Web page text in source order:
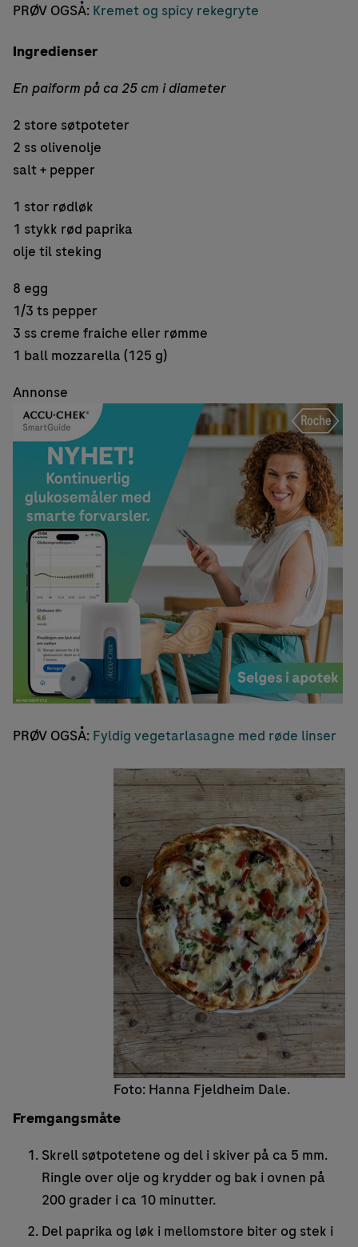
PRØV OGSÅ: Kremet og spicy rekegryte
Ingredienser
En paiform på ca 25 cm i diameter
2 store søtpoteter
2 ss olivenolje
salt + pepper
1 stor rødløk
1 stykk rød paprika
olje til steking
8 egg
1/3 ts pepper
3 ss creme fraiche eller rømme
1 ball mozzarella (125 g)
Annonse
PRØV OGSÅ: Fyldig vegetarlasagne med røde linser
Foto: Hanna Fjeldheim Dale.
Fremgangsmåte
Skrell søtpotetene og del i skiver på ca 5 mm.
Ringle over olje og krydder og bak i ovnen på
200 grader i ca 10 minutter.
Del paprika og løk i mellomstore biter og stek i